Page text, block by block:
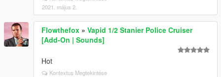
2021. május 2.
Flowthefox » Vapid 1/2 Stanier Police Cruiser
[Add-On | Sounds]
Hot
Kontextus Megtekintése